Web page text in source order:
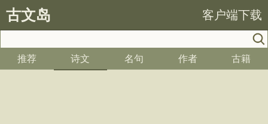
古文岛 客户端下载
推荐 诗文 名句 作者 古籍